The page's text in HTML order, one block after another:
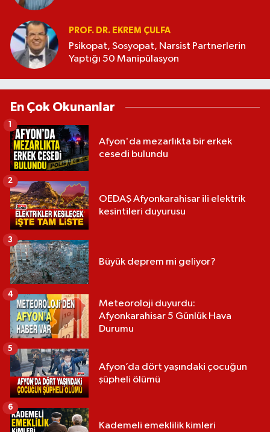
PROF. DR. EKREM ÇULFA
Psikopat, Sosyopat, Narsist Partnerlerin
Yaptığı 50 Manipülasyon
En Çok Okunanlar
Afyon'da mezarlıkta bir erkek
cesedi bulundu
1
OEDAŞ Afyonkarahisar ili elektrik
kesintileri duyurusu
2
Büyük deprem mi geliyor?
3
Meteoroloji duyurdu:
Afyonkarahisar 5 Günlük Hava
Durumu
4
Afyon’da dört yaşındaki çocuğun
şüpheli ölümü
5
Kademeli emeklilik kimleri
6